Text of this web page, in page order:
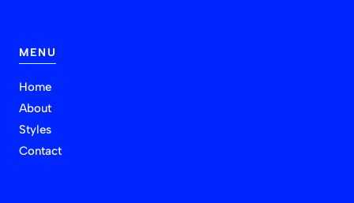
MENU
Home
About
Styles
Contact